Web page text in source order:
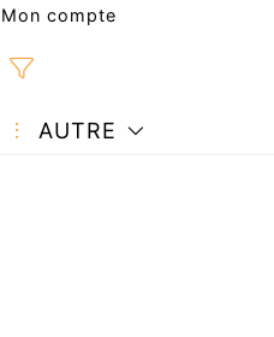
Mon compte
AUTRE